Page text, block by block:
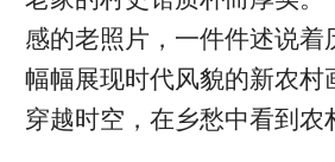
感的老照片，一件件述说着
幅幅展现时代风貌的新农村
穿越时空，在乡愁中看到农